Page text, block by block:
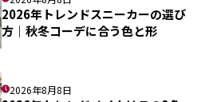
2026年トレンドスニーカーの選び
方｜秋冬コーデに合う色と形
2026年8月8日